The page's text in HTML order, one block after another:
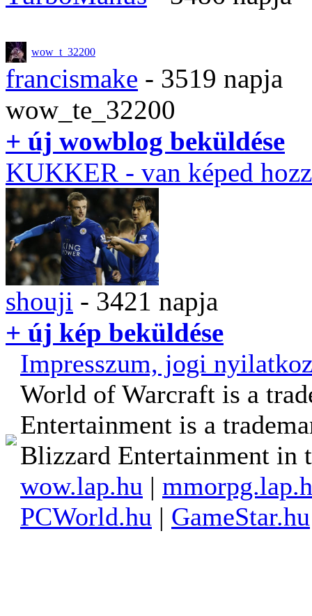
wow_t_32200
francismake - 3519 napja
wow_te_32200
+ új wowblog beküldése
KUKKER - van képed
shouji - 3421 napja
+ új kép beküldése
Impresszum, jogi
World of Warcraft is a
Entertainment is a
Blizzard Entertainment in
wow.lap.hu |
PCWorld.hu | GameStar.hu